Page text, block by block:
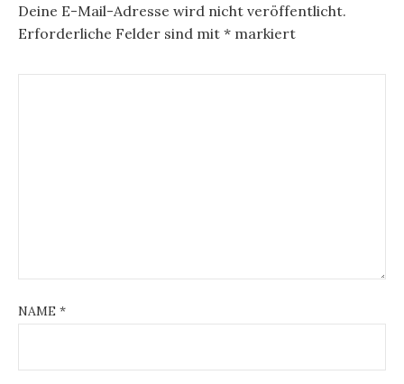
Deine E-Mail-Adresse wird nicht veröffentlicht.
Erforderliche Felder sind mit * markiert
NAME *